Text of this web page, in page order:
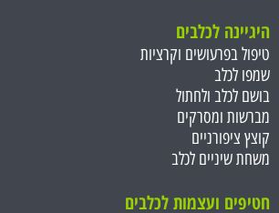
היגיינה לכלבים
טיפול בפרעושים וקרציות
שמפו לכלב
בושם לכלב ולחתול
מברשות ומסרקים
קוצץ ציפורניים
משחת שיניים לכלב
חטיפים ועצמות לכלבים